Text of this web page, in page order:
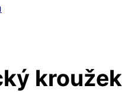
kroužek